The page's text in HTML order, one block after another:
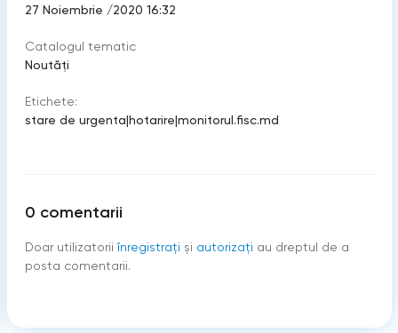
27 Noiembrie /2020 16:32
Catalogul tematic
Noutăți
Etichete:
stare de urgenta|hotarire|monitorul.fisc.md
0 comentarii
Doar utilizatorii înregistraţi şi autorizați au dreptul de a
posta comentarii.